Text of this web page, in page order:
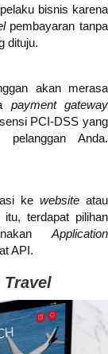
bisnis karena
pembayaran tanpa
dituju.
akan merasa
payment gateway
PCI-DSS yang
pelanggan Anda.
ke websiteatau
terdapat pilihan
Application
API.
Travel